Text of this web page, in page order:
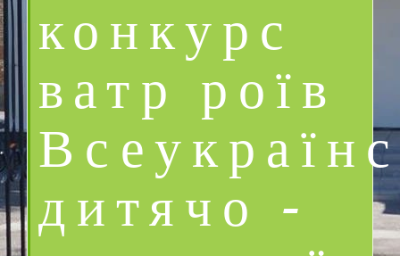
конкурс
ватр роїв
дитячо –